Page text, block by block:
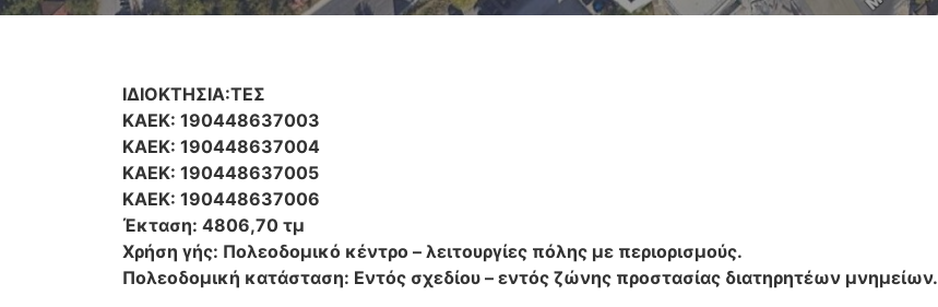
ΙΔΙΟΚΤΗΣΙΑ:ΤΕΣ
ΚΑΕΚ: 190448637003
ΚΑΕΚ: 190448637004
ΚΑΕΚ: 190448637005
ΚΑΕΚ: 190448637006
Έκταση: 4806,70 τμ
Χρήση γής: Πολεοδομικό κέντρο – λειτουργίες πόλης με περιορισμούς.
Πολεοδομική κατάσταση: Εντός σχεδίου – εντός ζώνης προστασίας διατηρητέων μνημείων.